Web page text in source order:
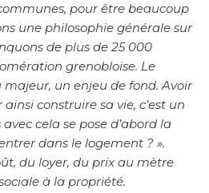
pour être beaucoup
une philosophie générale sur
de plus de 25 000
grenobloise. Le
un enjeu de fond. Avoir
construire sa vie, c’est un
cela se pose d’abord la
dans le logement ? ».
du loyer, du prix au mètre
à la propriété.